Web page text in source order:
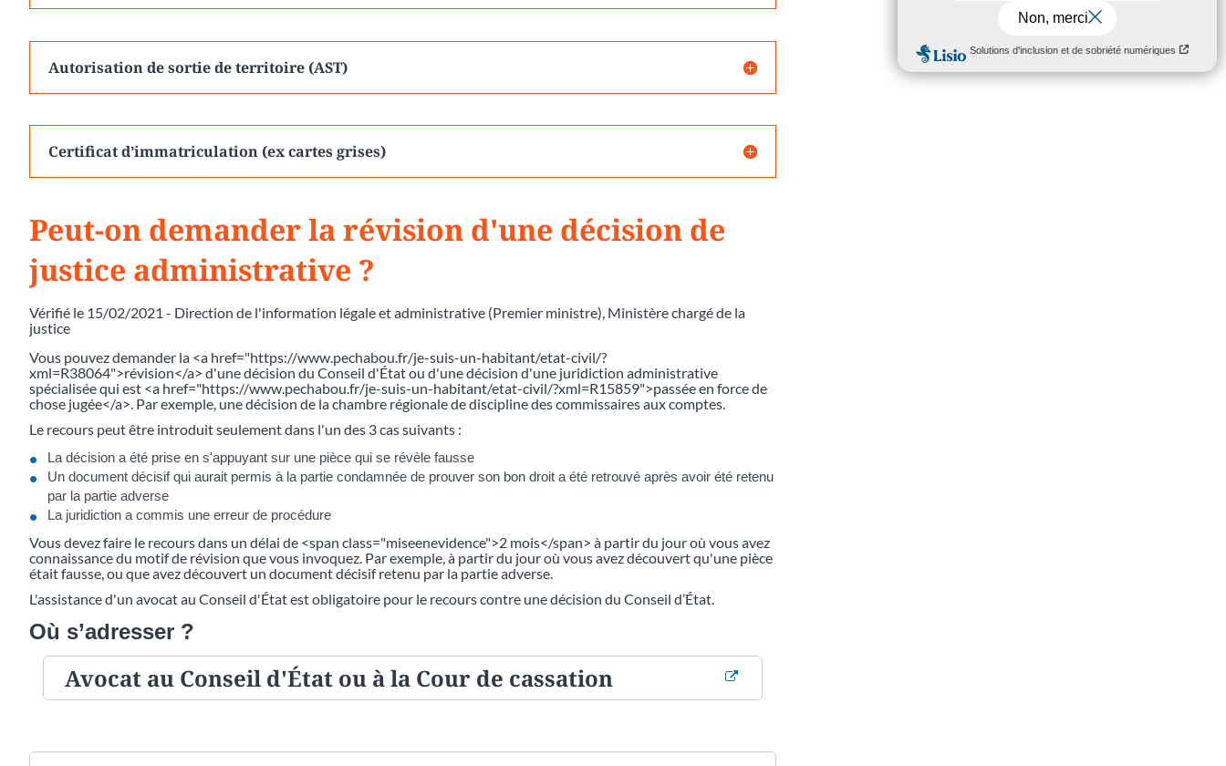
Autorisation de sortie de territoire (AST)
Certificat d’immatriculation (ex cartes grises)
Peut-on demander la révision d'une décision de
justice administrative ?
Vérifié le 15/02/2021 - Direction de l'information légale et administrative (Premier ministre), Ministère chargé de la
justice
Vous pouvez demander la <a href="https://www.pechabou.fr/je-suis-un-habitant/etat-civil/?
xml=R38064">révision</a> d'une décision du Conseil d'État ou d'une décision d'une juridiction administrative
spécialisée qui est <a href="https://www.pechabou.fr/je-suis-un-habitant/etat-civil/?xml=R15859">passée en force de
chose jugée</a>. Par exemple, une décision de la chambre régionale de discipline des commissaires aux comptes.
Le recours peut être introduit seulement dans l'un des 3 cas suivants :
La décision a été prise en s'appuyant sur une pièce qui se révèle fausse
Un document décisif qui aurait permis à la partie condamnée de prouver son bon droit a été retrouvé après avoir été retenu
par la partie adverse
La juridiction a commis une erreur de procédure
Vous devez faire le recours dans un délai de <span class="miseenevidence">2 mois</span> à partir du jour où vous avez
connaissance du motif de révision que vous invoquez. Par exemple, à partir du jour où vous avez découvert qu'une pièce
était fausse, ou que avez découvert un document décisif retenu par la partie adverse.
L'assistance d'un avocat au Conseil d'État est obligatoire pour le recours contre une décision du Conseil d’État.
Où s’adresser ?
Avocat au Conseil d'État ou à la Cour de cassation